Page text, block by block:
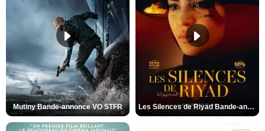
Mutiny Bande-annonce VO STFR Les Silences de Riyad Bande-annonce VO STFR